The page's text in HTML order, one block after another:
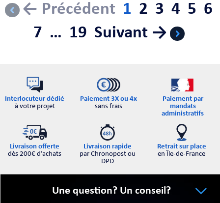
← Précédent 1 2 3 4 5 6
7 … 19 Suivant →
Interlocuteur dédié
à votre projet
Paiement 3X ou 4x
sans frais
Paiement par
mandats
administratifs
Livraison offerte
dès 200€ d’achats
Livraison rapide
par Chronopost ou
DPD
Retrait sur place
en Île-de-France
Une question? Un conseil?